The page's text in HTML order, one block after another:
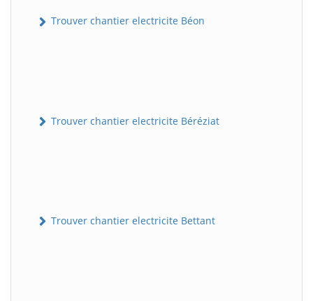
Trouver chantier electricite Béon
Trouver chantier electricite Béréziat
Trouver chantier electricite Bettant